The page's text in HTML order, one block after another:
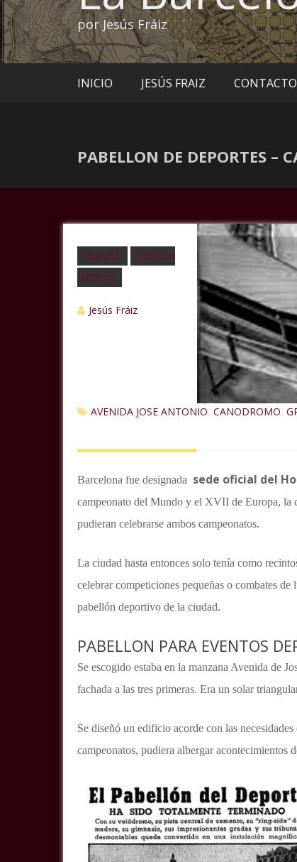
por Jesús Fráiz
INICIO JESÚS FRAIZ CONTACTO
PABELLON DE DEPORTES –
deporte
edificios
publicos
Jesús Fráiz
AVENIDA JOSE ANTONIO CANODROMO
Barcelona fue designada sede oficial del
campeonato del Mundo y el XVII de Europa, la
pudieran celebrarse ambos campeonatos.
La ciudad hasta entonces solo tenía como
celebrar competiciones pequeñas o combates
pabellón deportivo de la ciudad.
PABELLON PARA EVENTOS
Se escogido estaba en la manzana Avenida de
fachada a las tres primeras. Era un solar
Se diseñó un edificio acorde con las
campeonatos, pudiera albergar acontecimientos